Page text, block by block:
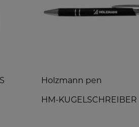
Holzmann pen
HM-KUGELSCHREIBER